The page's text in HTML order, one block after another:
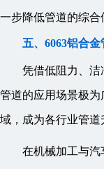
一步降低管道的综合
五、6063铝合
凭借低阻力、洁
管道的应用场景极
域，成为各行业管道
在机械加工与汽